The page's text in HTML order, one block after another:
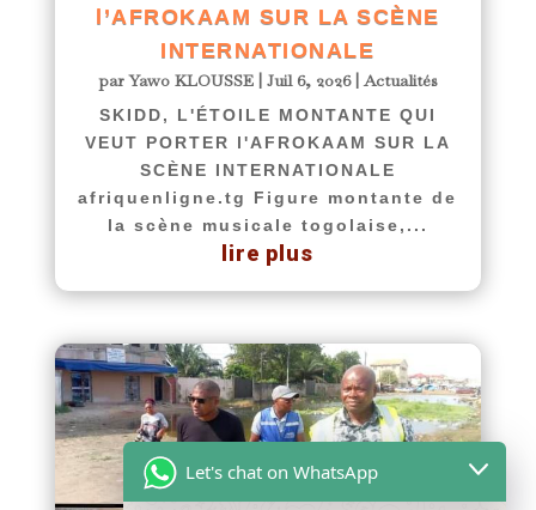
l’AFROKAAM SUR LA SCÈNE
INTERNATIONALE
parYawo KLOUSSE| Juil 6, 2026|Actualités
SKIDD, L'ÉTOILE MONTANTE QUI
VEUT PORTER l'AFROKAAM SUR LA
SCÈNE INTERNATIONALE
afriquenligne.tg Figure montante de
la scène musicale togolaise,...
lire plus
Let's chat on WhatsApp